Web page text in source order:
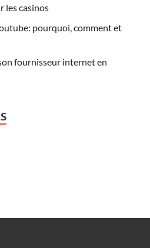
les casinos
pourquoi, comment et
fournisseur internet en